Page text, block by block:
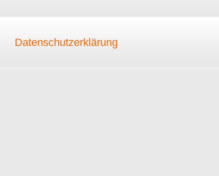
Datenschutzerklärung